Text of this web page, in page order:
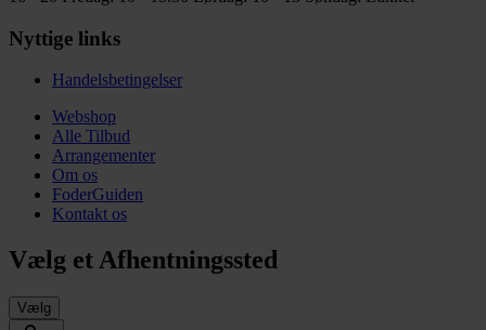
Nyttige links
Handelsbetingelser
Webshop
Alle Tilbud
Arrangementer
Om os
FoderGuiden
Kontakt os
Vælg et Afhentningssted
Vælg